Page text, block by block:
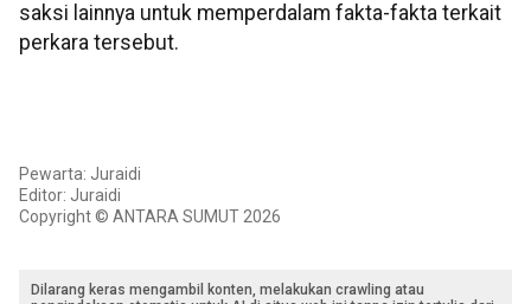
saksi lainnya untuk memperdalam fakta-fakta terkait
perkara tersebut.
Pewarta: Juraidi
Editor: Juraidi
Copyright © ANTARA SUMUT 2026
Dilarang keras mengambil konten, melakukan crawling atau